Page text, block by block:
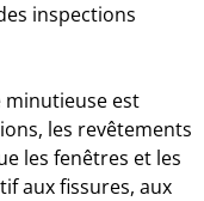
inspections
minutieuse est
les revêtements
les fenêtres et les
aux fissures, aux